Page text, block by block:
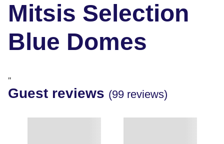
Mitsis Selection
Blue Domes
"
Guest reviews (99 reviews)